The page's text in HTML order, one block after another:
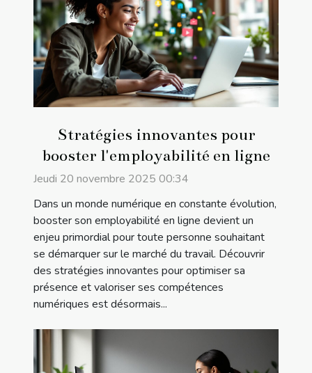
Stratégies innovantes pour
booster l'employabilité en ligne
Jeudi 20 novembre 2025 00:34
Dans un monde numérique en constante évolution,
booster son employabilité en ligne devient un
enjeu primordial pour toute personne souhaitant
se démarquer sur le marché du travail. Découvrir
des stratégies innovantes pour optimiser sa
présence et valoriser ses compétences
numériques est désormais...